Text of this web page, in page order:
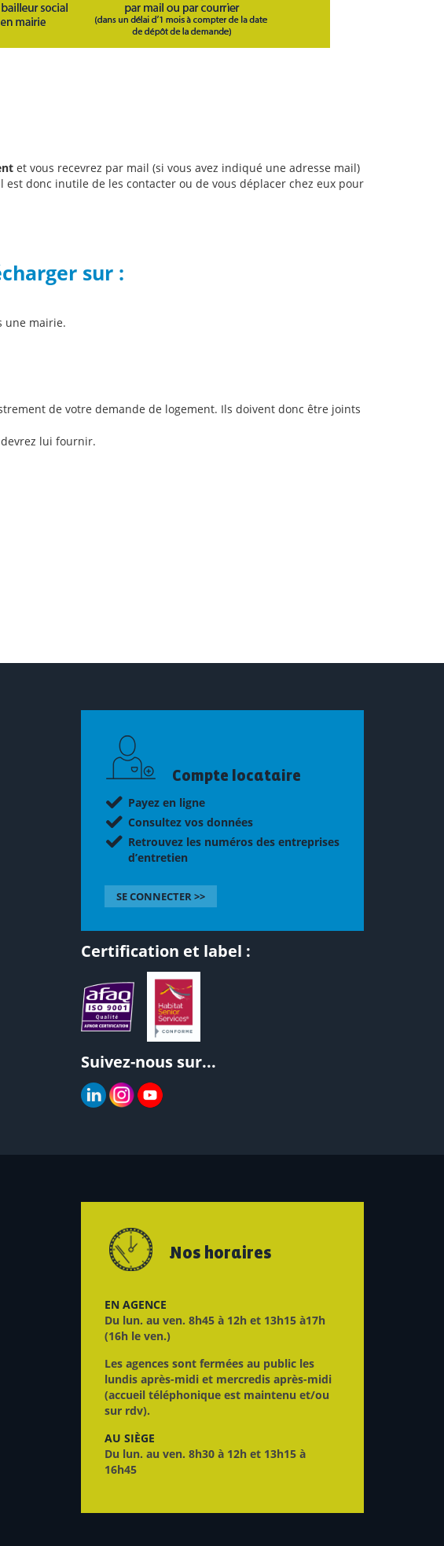
et vous recevrez par mail (si vous avez indiqué une adresse mail)
donc inutile de les contacter ou de vous déplacer chez eux pour
sur :
une mairie.
de votre demande de logement. Ils doivent donc être joints
lui fournir.
Compte locataire
Payez en ligne
Consultez vos données
Retrouvez les numéros des entreprises
d’entretien
SE CONNECTER >>
Certification et label :
Suivez-nous sur...
Nos horaires
EN AGENCE
Du lun. au ven. 8h45 à 12h et 13h15 à17h
(16h le ven.)
Les agences sont fermées au public les
lundis après-midi et mercredis après-midi
(accueil téléphonique est maintenu et/ou
sur rdv).
AU SIÈGE
Du lun. au ven. 8h30 à 12h et 13h15 à
16h45